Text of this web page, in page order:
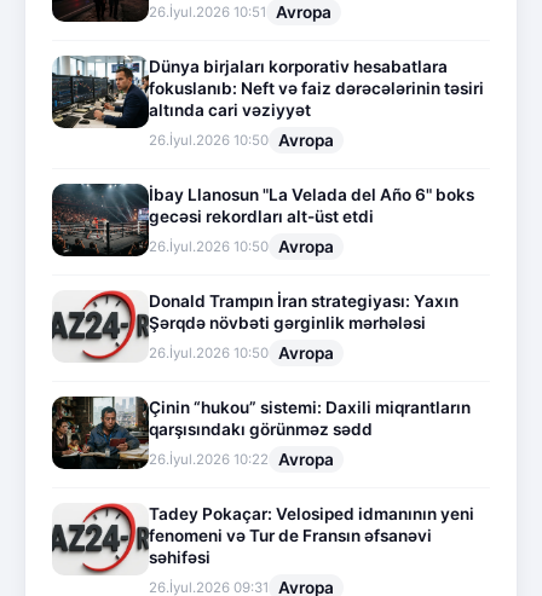
26.İyul.2026 10:51 Avropa
Dünya birjaları korporativ hesabatlara
fokuslanıb: Neft və faiz dərəcələrinin təsiri
altında cari vəziyyət
26.İyul.2026 10:50 Avropa
İbay Llanosun "La Velada del Año 6" boks
gecəsi rekordları alt-üst etdi
26.İyul.2026 10:50 Avropa
Donald Trampın İran strategiyası: Yaxın
Şərqdə növbəti gərginlik mərhələsi
26.İyul.2026 10:50 Avropa
Çinin “hukou” sistemi: Daxili miqrantların
qarşısındakı görünməz sədd
26.İyul.2026 10:22 Avropa
Tadey Pokaçar: Velosiped idmanının yeni
fenomeni və Tur de Fransın əfsanəvi
səhifəsi
26.İyul.2026 09:31 Avropa